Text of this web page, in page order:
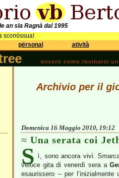
an sla Ragnà dal 1995
sconòssua!
përsonal atività
ovvero come rovinarsi
Archivio per il
Domenica 16 Maggio 2010, 19:12
Una serata coi
S ì, sono ancora vivi.
veloce gita di venerdì sera a
esaurissero – per